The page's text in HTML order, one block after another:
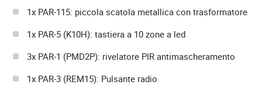
1x PAR-115: piccola scatola metallica con trasformatore
1x PAR-5 (K10H): tastiera a 10 zone a led
3x PAR-1 (PMD2P): rivelatore PIR antimascheramento
1x PAR-3 (REM15): Pulsante radio